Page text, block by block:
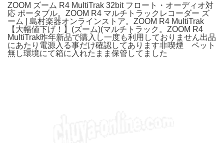
ZOOM ズーム R4 MultiTrak 32bit フロート・オーディオ対
応 ポータブル。ZOOM R4 マルチトラックレコーダー ズ
ーム | 島村楽器オンラインストア。ZOOM R4 MultiTrak
【大幅値下げ！】(ズーム)(マルチトラック。ZOOM R4
MultiTrak昨年新品で購入し一度も利用しておりません出品
にあたり電源入る事だけ確認してあります非喫煙 ペット
無し環境にて箱に入れたまま保管してました